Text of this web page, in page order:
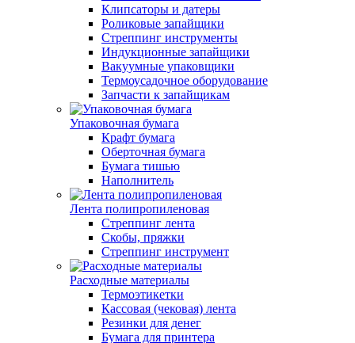
Клипсаторы и датеры
Роликовые запайщики
Стреппинг инструменты
Индукционные запайщики
Вакуумные упаковщики
Термоусадочное оборудование
Запчасти к запайщикам
Упаковочная бумага
Крафт бумага
Оберточная бумага
Бумага тишью
Наполнитель
Лента полипропиленовая
Стреппинг лента
Скобы, пряжки
Стреппинг инструмент
Расходные материалы
Термоэтикетки
Кассовая (чековая) лента
Резинки для денег
Бумага для принтера